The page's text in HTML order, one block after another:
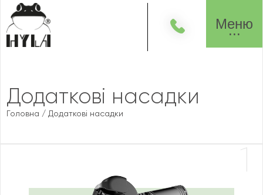
Меню
Додаткові насадки
Головна / Додаткові насадки
1